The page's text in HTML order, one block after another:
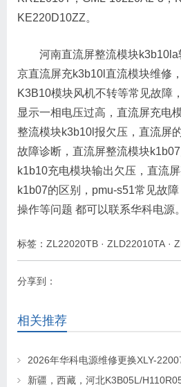
KE220D10ZZ。
河南直流屏整流模块
京直流屏充k3b10l直流模块维修
K3B10模块风机不转等常见故障
显示一相电压过高，直流屏充电
整流模块k3b10l报欠压，直流屏
故障诊断，直流屏整流模块
k1b10充电模块输出欠压，直流
k1b07的区别，pmu-s51常见故
操作等问题 都可以联系华科电源。
标签： ZL22020TB · ZLD22010TA ·
分享到：
相关推荐